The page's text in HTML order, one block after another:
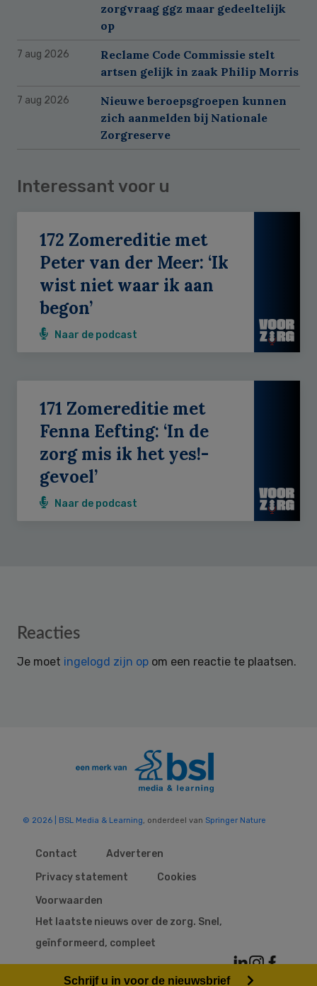
zorgvraag ggz maar gedeeltelijk
op
7 aug 2026
Reclame Code Commissie stelt
artsen gelijk in zaak Philip Morris
7 aug 2026
Nieuwe beroepsgroepen kunnen
zich aanmelden bij Nationale
Zorgreserve
Interessant voor u
172 Zomereditie met
Peter van der Meer: ‘Ik
wist niet waar ik aan
begon’
Naar de podcast
171 Zomereditie met
Fenna Eefting: ‘In de
zorg mis ik het yes!-
gevoel’
Naar de podcast
Reader
Reacties
Je moet ingelogd zijn op om een reactie te plaatsen.
© 2026 | BSL Media & Learning, onderdeel van Springer Nature
Contact
Adverteren
Privacy statement
Cookies
Voorwaarden
Het laatste nieuws over de zorg. Snel,
geïnformeerd, compleet
Schrijf u in voor de nieuwsbrief